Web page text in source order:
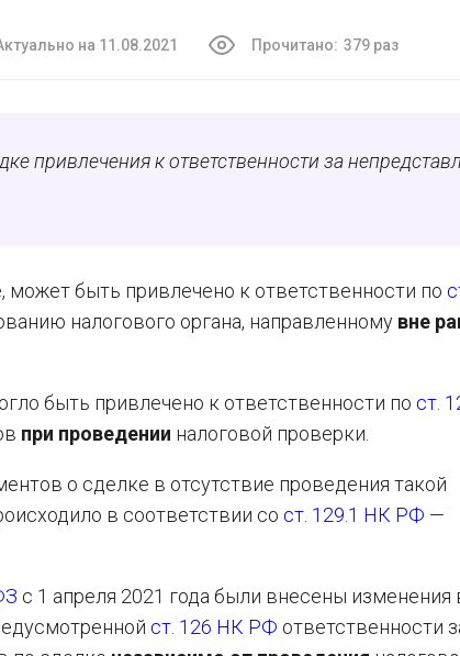
на 11.08.2021 Прочитано: 379 раз
привлечения к ответственности за
быть привлечено к ответственности по
налогового органа, направленному вне
быть привлечено к ответственности по ст.
при проведении налоговой проверки.
о сделке в отсутствие проведения такой
в соответствии со ст. 129.1 НК РФ —
с 1 апреля 2021 года были внесены изменения
ст. 126 НК РФ ответственности